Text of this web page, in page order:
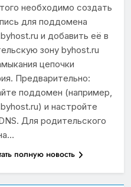
необходимо создать
для поддомена
и добавить её в
зону byhost.ru
цепочки
Предварительно:
поддомен (например,
и настройте
Для родительского
полную новость